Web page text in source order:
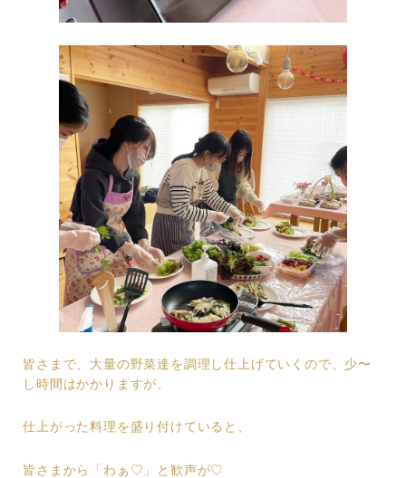
皆さまで、大量の野菜達を調理し仕上げていくので、少〜
し時間はかかりますが、
仕上がった料理を盛り付けていると、
皆さまから「わぁ♡」と歓声が♡